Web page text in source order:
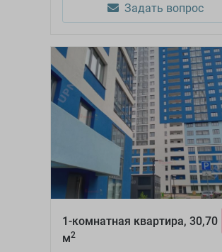
Задать вопрос
1-комнатная квартира, 30,70
м2